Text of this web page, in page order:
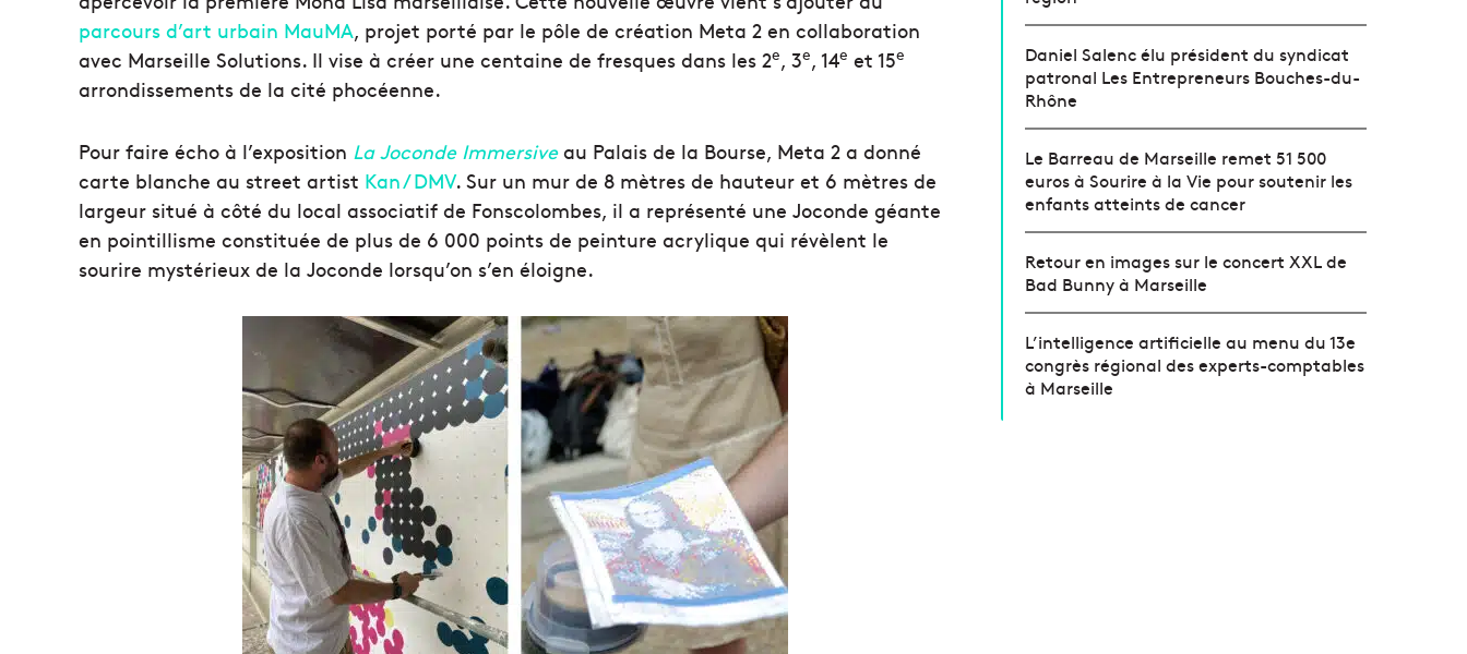
parcours d’art urbain MauMA, projet porté par le pôle de création Meta 2 en collaboration
avec Marseille Solutions. Il vise à créer une centaine de fresques dans les 2e, 3e, 14e et 15e
arrondissements de la cité phocéenne.
Pour faire écho à l’exposition La Joconde Immersive au Palais de la Bourse, Meta 2 a donné
carte blanche au street artist Kan / DMV. Sur un mur de 8 mètres de hauteur et 6 mètres de
largeur situé à côté du local associatif de Fonscolombes, il a représenté une Joconde géante
en pointillisme constituée de plus de 6 000 points de peinture acrylique qui révèlent le
sourire mystérieux de la Joconde lorsqu’on s’en éloigne.
Daniel Salenc élu président du syndicat
patronal Les Entrepreneurs Bouches-du-
Rhône
Le Barreau de Marseille remet 51 500
euros à Sourire à la Vie pour soutenir les
enfants atteints de cancer
Retour en images sur le concert XXL de
Bad Bunny à Marseille
L’intelligence artificielle au menu du 13e
congrès régional des experts-comptables
à Marseille